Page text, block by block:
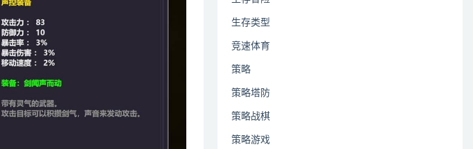
生存类型
竞速体育
策略
策略塔防
策略战棋
策略游戏